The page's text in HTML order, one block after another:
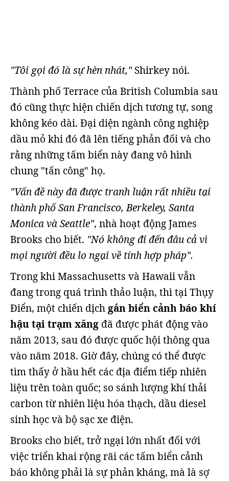
"Tôi gọi đó là sự hèn nhát,"Shirkey nói.
Thành phố Terrace của British Columbia sau
đó cũng thực hiện chiến dịch tương tự, song
không kéo dài. Đại diện ngành công nghiệp
dầu mỏ khi đó đã lên tiếng phản đối và cho
rằng những tấm biển này đang vô hình
chung "tấn công" họ.
"Vấn đề này đã được tranh luận rất nhiều tại
thành phố San Francisco, Berkeley, Santa
Monica và Seattle", nhà hoạt động James
Brooks cho biết. "Nó không đi đến đâu cả vì
mọi người đều lo ngại về tính hợp pháp".
Trong khi Massachusetts và Hawaii vẫn
đang trong quá trình thảo luận, thì tại Thụy
Điển, một chiến dịch gắn biển cảnh báo khí
hậu tại trạm xăng đã được phát động vào
năm 2013, sau đó được quốc hội thông qua
vào năm 2018. Giờ đây, chúng có thể được
tìm thấy ở hầu hết các địa điểm tiếp nhiên
liệu trên toàn quốc; so sánh lượng khí thải
carbon từ nhiên liệu hóa thạch, dầu diesel
sinh học và bộ sạc xe điện.
Brooks cho biết, trở ngại lớn nhất đối với
việc triển khai rộng rãi các tấm biển cảnh
báo không phải là sự phản kháng, mà là sợ